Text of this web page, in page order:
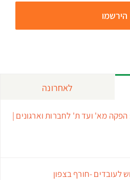
לאחרונה
הפקה מא' ועד ת' לחברות וארגונים |